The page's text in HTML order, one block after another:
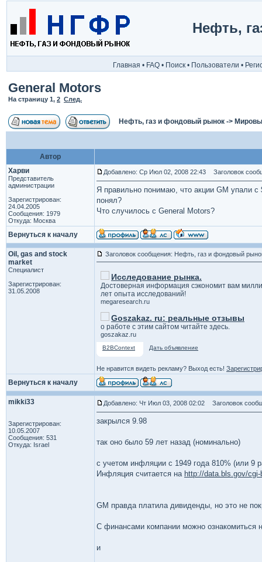
Нефть,
Главная • FAQ • Поиск • Пользователи •
General Motors
На страницу 1, 2 След.
Нефть, газ и фондовый рынок ->
Автор
Харви
Представитель
администрации
Зарегистрирован:
24.04.2005
Сообщения: 1979
Откуда: Москва
Добавлено: Ср Июл 02, 2008 22:43 Заголовок
Я правильно понимаю, что акции GM упали
понял?
Что случилось с General Motors?
Вернуться к началу
Oil, gas and stock
market
Специалист
Зарегистрирован:
31.05.2008
Заголовок сообщения: Нефть, газ и фондовый
Исследование рынка.
Достоверная информация сэкономит вам
лет опыта исследований!
megaresearch.ru
Goszakaz. ru: реальные отзывы
о работе с этим сайтом читайте здесь.
goszakaz.ru
B2BContext Дать объявление
Не нравится видеть рекламу? Выход есть!
Вернуться к началу
mikki33
Зарегистрирован:
10.05.2007
Сообщения: 531
Откуда: Israel
Добавлено: Чт Июл 03, 2008 02:02 Заголовок
закрылся 9.98
так оно было 59 лет назад (номинально)
с учетом инфляции с 1949 года 810% (или 9
Инфляция считается на http://data.bls.gov/
GM правда платила дивиденды, но это не
С финансами компании можно ознакомиться
и